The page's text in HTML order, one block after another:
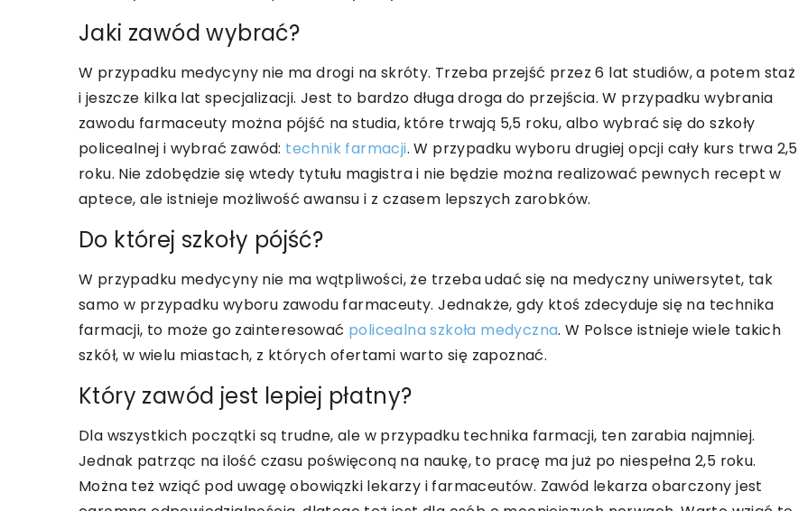
Jaki zawód wybrać?
W przypadku medycyny nie ma drogi na skróty. Trzeba przejść przez 6 lat studiów, a potem staż
i jeszcze kilka lat specjalizacji. Jest to bardzo długa droga do przejścia. W przypadku wybrania
zawodu farmaceuty można pójść na studia, które trwają 5,5 roku, albo wybrać się do szkoły
policealnej i wybrać zawód: technik farmacji. W przypadku wyboru drugiej opcji cały kurs trwa 2,5
roku. Nie zdobędzie się wtedy tytułu magistra i nie będzie można realizować pewnych recept w
aptece, ale istnieje możliwość awansu i z czasem lepszych zarobków.
Do której szkoły pójść?
W przypadku medycyny nie ma wątpliwości, że trzeba udać się na medyczny uniwersytet, tak
samo w przypadku wyboru zawodu farmaceuty. Jednakże, gdy ktoś zdecyduje się na technika
farmacji, to może go zainteresować policealna szkoła medyczna. W Polsce istnieje wiele takich
szkół, w wielu miastach, z których ofertami warto się zapoznać.
Który zawód jest lepiej płatny?
Dla wszystkich początki są trudne, ale w przypadku technika farmacji, ten zarabia najmniej.
Jednak patrząc na ilość czasu poświęconą na naukę, to pracę ma już po niespełna 2,5 roku.
Można też wziąć pod uwagę obowiązki lekarzy i farmaceutów. Zawód lekarza obarczony jest